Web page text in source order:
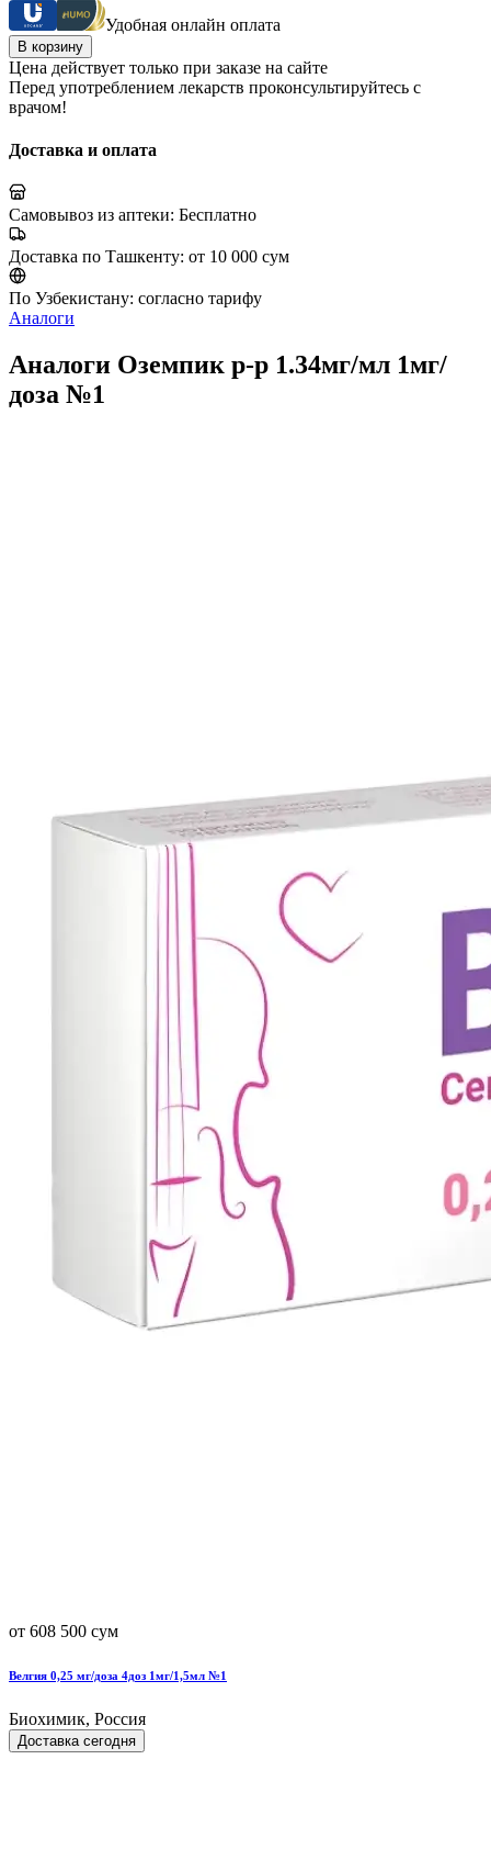
Удобная онлайн оплата
В корзину
Цена действует только при заказе на сайте
Перед употреблением лекарств проконсультируйтесь с
врачом!
Доставка и оплата
Самовывоз из аптеки: Бесплатно
Доставка по Ташкенту: от 10 000 сум
По Узбекистану: согласно тарифу
Аналоги
Аналоги Оземпик р-р 1.34мг/мл 1мг/
доза №1
от 608 500 сум
Велгия 0,25 мг/доза 4доз 1мг/1,5мл №1
Биохимик, Россия
Доставка сегодня